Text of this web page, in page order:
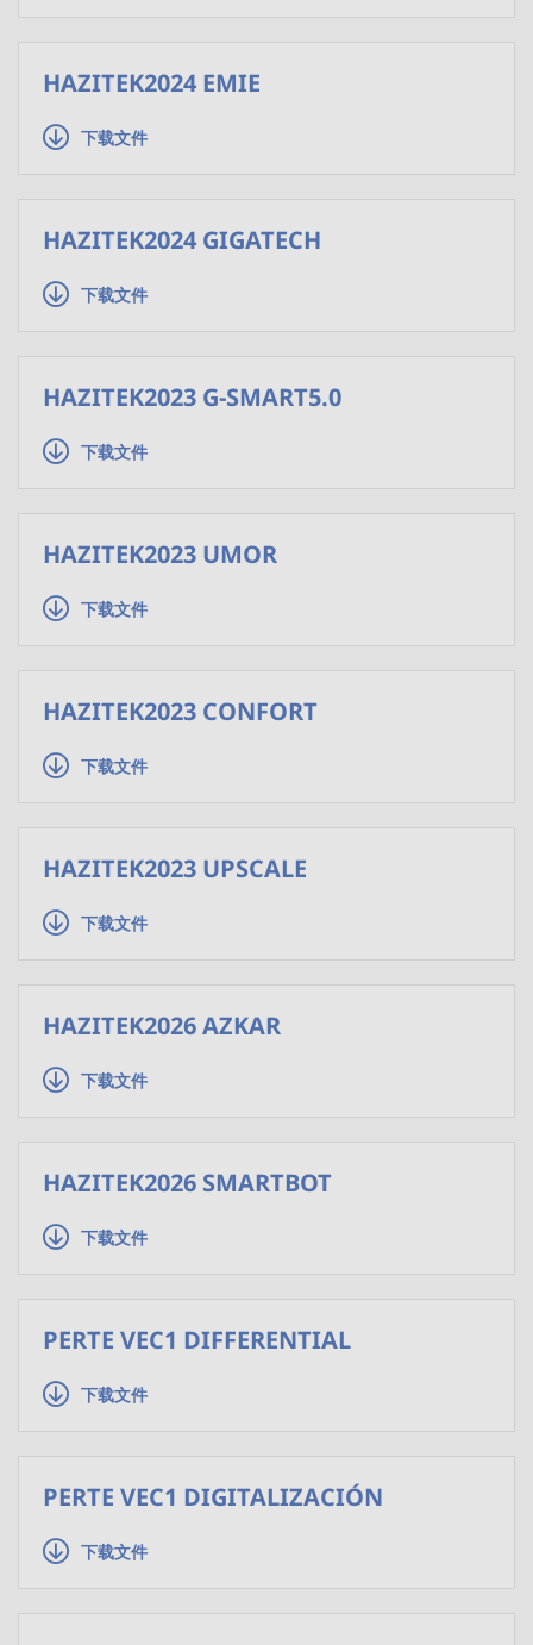
HAZITEK2024 EMIE
下载文件
HAZITEK2024 GIGATECH
下载文件
HAZITEK2023 G-SMART5.0
下载文件
HAZITEK2023 UMOR
下载文件
HAZITEK2023 CONFORT
下载文件
HAZITEK2023 UPSCALE
下载文件
HAZITEK2026 AZKAR
下载文件
HAZITEK2026 SMARTBOT
下载文件
PERTE VEC1 DIFFERENTIAL
下载文件
PERTE VEC1 DIGITALIZACIÓN
下载文件